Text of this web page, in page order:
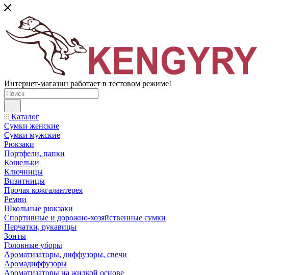
Интернет-магазин работает в тестовом режиме!
Каталог
Сумки женские
Сумки мужские
Рюкзаки
Портфели, папки
Кошельки
Ключницы
Визитницы
Прочая кожгалантерея
Ремни
Школьные рюкзаки
Спортивные и дорожно-хозяйственные сумки
Перчатки, рукавицы
Зонты
Головные уборы
Ароматизаторы, диффузоры, свечи
Аромадиффузоры
Ароматизаторы на жидкой основе